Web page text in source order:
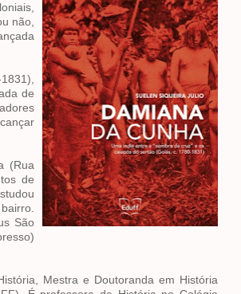
não,
de
(Rua
de
São
Mestra e Doutoranda em História